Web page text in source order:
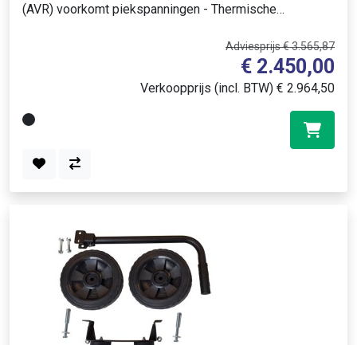
(AVR) voorkomt piekspanningen - Thermische
Adviesprijs € 3.565,87
€ 2.450,00
Verkoopprijs (incl. BTW) € 2.964,50